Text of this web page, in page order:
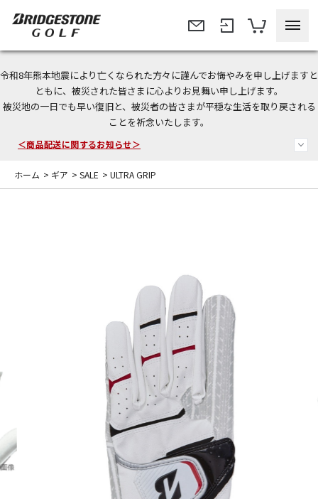
令和8年熊本地震により亡くなられた方々に謹んでお悔やみを申し上げますと
ともに、被災された皆さまに心よりお見舞い申し上げます。
被災地の一日でも早い復旧と、被災者の皆さまが平穏な生活を取り戻される
ことを祈念いたします。
今なら新規会員登録で1,000円OFFクーポンプレゼント！
＜商品配送に関するお知らせ＞
＜夏季休暇中のご注文・発送・お問い合わせ＞
ホーム > ギア > SALE > ULTRA GRIP